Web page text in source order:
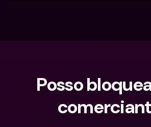
Posso